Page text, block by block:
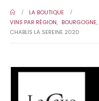
LA BOUTIQUE
VINS PAR RÉGION, BOURGOGNE,
CHABLIS LA SEREINE 2020